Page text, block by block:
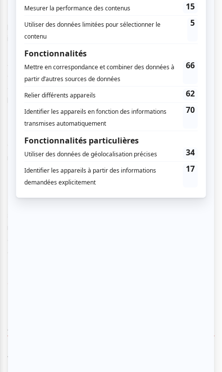
La phénoménale artiste britannique, Immodesty Blaize,
partagera la scène avec l'aristocratie du burlesque,
incluant les stars Renéa Leroux, Gentry de Paris, Coco
Framboise (la sensation de Toronto), Michelle L'Amour,
Amber Ray, Debra Lynn Brown et sa troupe, Line 1. Leurs
costumes audacieux et leurs numéros remarquables,
lieux et laisseront le public complètement envouté.
Comtesse du Burlesque, offrira en grande première son
nouveau numéro "L'Oiseau Exotique", co-chorégraphié par
Debra Lynn Brown.
www.grandburlesqueshow.com
AUCUN COMMENTAIRE
Vous devez être connecté pour